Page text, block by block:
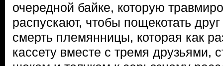
очередной байке, которую
распускают, чтобы пощекотать
смерть племянницы, которая как
кассету вместе с тремя друзьями,